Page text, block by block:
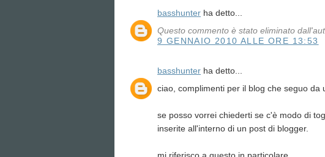
basshunter ha detto...
Questo commento è stato eliminato
9 GENNAIO 2010 ALLE ORE 13:53
basshunter ha detto...
ciao, complimenti per il blog che seguo da
se posso vorrei chiederti se c'è modo di
inserite all'interno di un post di blogger.
mi riferisco a questo in particolare.